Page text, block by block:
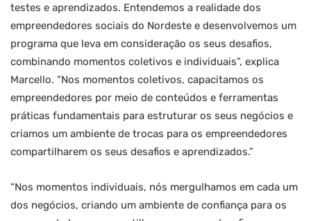
testes e aprendizados. Entendemos a realidade dos
empreendedores sociais do Nordeste e desenvolvemos um
programa que leva em consideração os seus desafios,
combinando momentos coletivos e individuais”, explica
Marcello. “Nos momentos coletivos, capacitamos os
empreendedores por meio de conteúdos e ferramentas
práticas fundamentais para estruturar os seus negócios e
criamos um ambiente de trocas para os empreendedores
compartilharem os seus desafios e aprendizados.”
“Nos momentos individuais, nós mergulhamos em cada um
dos negócios, criando um ambiente de confiança para os